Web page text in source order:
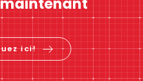
des prix
le prix &
maintenant